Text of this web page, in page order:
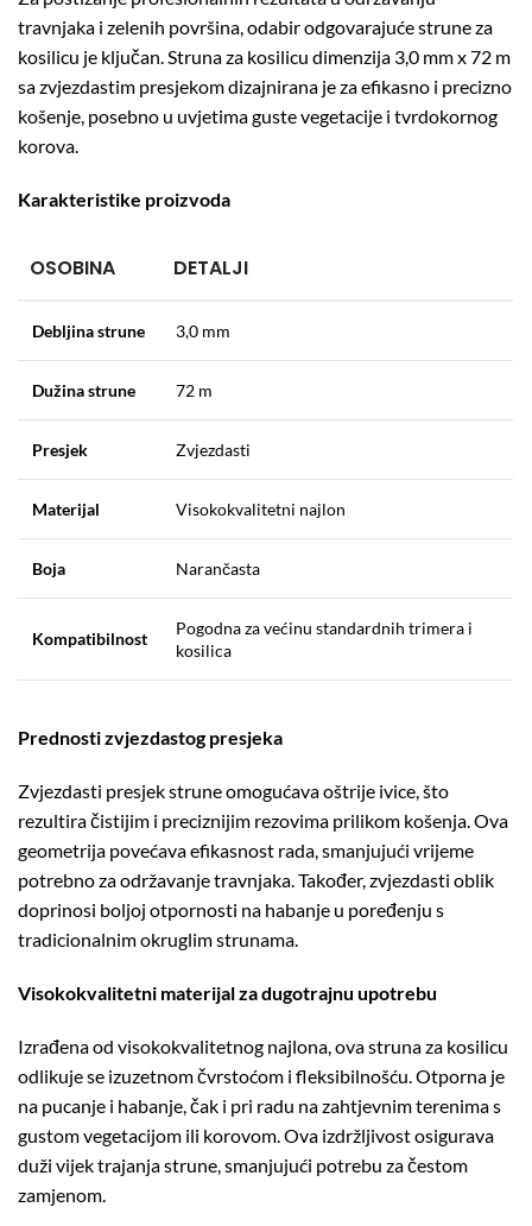
travnjaka i zelenih površina, odabir odgovarajuće strune za
kosilicu je ključan.Struna za kosilicu dimenzija 3,0 mm x 72 m
sa zvjezdastim presjekom dizajnirana je za efikasno i precizno
košenje, posebno u uvjetima guste vegetacije i tvrdokornog
korova.
Karakteristike proizvoda
OSOBINA DETALJI
Debljina strune 3,0 mm
Dužina strune 72 m
Presjek Zvjezdasti
Materijal Visokokvalitetni najlon
Boja Narančasta
Kompatibilnost
Pogodna za većinu standardnih trimera i
kosilica
Prednosti zvjezdastog presjeka
Zvjezdasti presjek strune omogućava oštrije ivice, što
rezultira čistijim i preciznijim rezovima prilikom košenja.Ova
geometrija povećava efikasnost rada, smanjujući vrijeme
potrebno za održavanje travnjaka.Također, zvjezdasti oblik
doprinosi boljoj otpornosti na habanje u poređenju s
tradicionalnim okruglim strunama.
Visokokvalitetni materijal za dugotrajnu upotrebu
Izrađena od visokokvalitetnog najlona, ova struna za kosilicu
odlikuje se izuzetnom čvrstoćom i fleksibilnošću.Otporna je
na pucanje i habanje, čak i pri radu na zahtjevnim terenima s
gustom vegetacijom ili korovom.Ova izdržljivost osigurava
duži vijek trajanja strune, smanjujući potrebu za čestom
zamjenom.